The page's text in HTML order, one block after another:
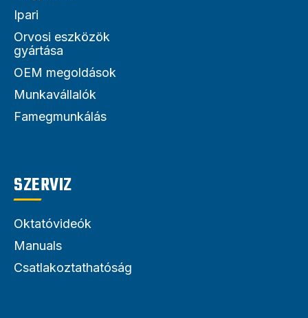
Ipari
Orvosi eszközök
gyártása
OEM megoldások
Munkavállalók
Famegmunkálás
SZERVIZ
Oktatóvideók
Manuals
Csatlakoztathatóság